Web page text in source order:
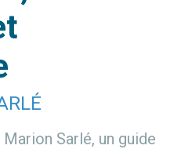
Sarlé, un guide